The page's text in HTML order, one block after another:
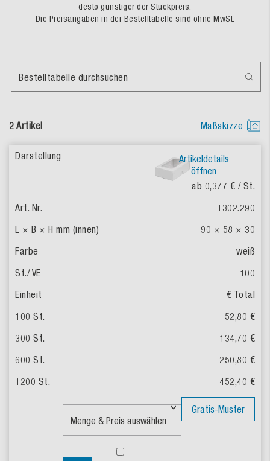
desto günstiger der Stückpreis.
Die Preisangaben in der Bestelltabelle sind ohne MwSt.
2 Artikel Maßskizze
Bestelltabelle durchsuchen
Artikeldetails
öffnen
ab 0,377 € / St.
1302.290
90 × 58 × 30
weiß
100
€ Total
52,80 €
134,70 €
250,80 €
452,40 €
Gratis-Muster